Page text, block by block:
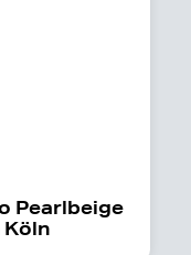
Pearlbeige